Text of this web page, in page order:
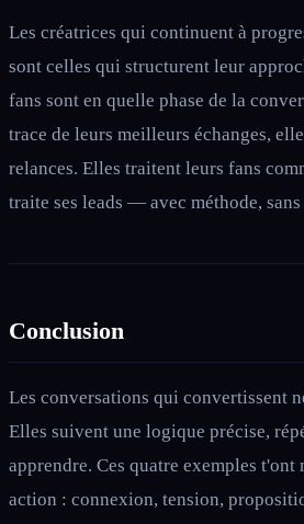
Les créatrices qui continuent à
sont celles qui structurent leur
fans sont en quelle phase de la
trace de leurs meilleurs échanges,
relances. Elles traitent leurs fans
traite ses leads — avec méthode,
Conclusion
Les conversations qui convertissent
Elles suivent une logique précise,
apprendre. Ces quatre exemples
action : connexion, tension,